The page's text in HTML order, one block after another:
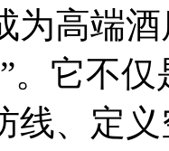
为高端
。它不
线、定